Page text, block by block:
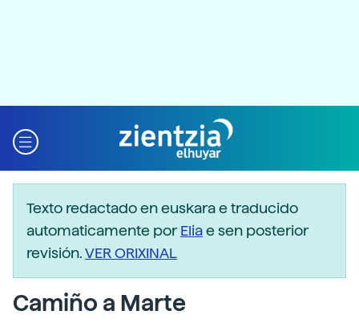
Texto redactado en euskara e traducido
automaticamente porEliae sen posterior
revisión.VER ORIXINAL
Camiño a Marte